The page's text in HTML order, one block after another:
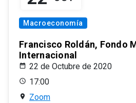
Macroeconomía
Francisco Roldán, Fondo
Internacional
22 de Octubre de 2020
17:00
Zoom